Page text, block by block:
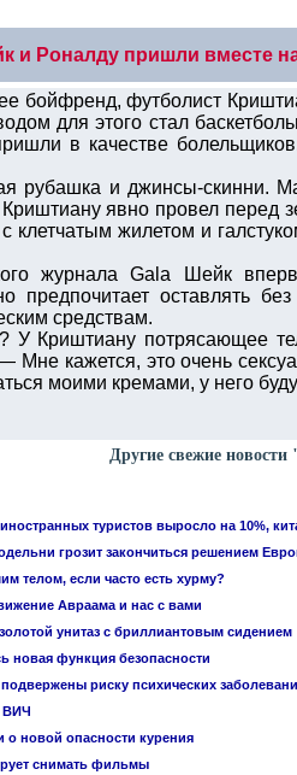
и Роналду пришли вместе
бойфренд, футболист
для этого стал
в качестве
рубашка и джинсы-скинни.
явно провел перед
клетчатым жилетом и
журнала Gala Шейк
предпочитает оставлять
средствам.
У Криштиану потрясающее
кажется, это очень
моими кремами, у него
Другие свежие новости
туристов выросло на 10%,
грозит закончиться решением
телом, если часто есть хурму?
Авраама и нас с вами
унитаз с бриллиантовым сидением
новая функция безопасности
риску психических
ВИЧ
о новой опасности курения
снимать фильмы